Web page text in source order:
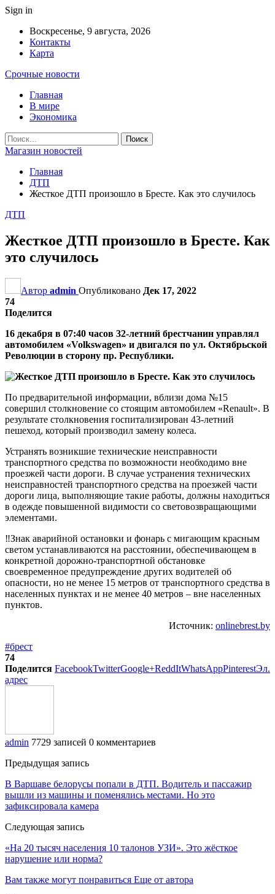
Sign in
Воскресенье, 9 августа, 2026
Контакты
Карта
Срочные новости
Главная
В мире
Экономика
Магазин новостей
Главная
ДТП
Жесткое ДТП произошло в Бресте. Как это случилось
ДТП
Жесткое ДТП произошло в Бресте. Как
это случилось
Автор admin Опубликовано Дек 17, 2022
74
Поделится
16 декабря в 07:40 часов 32-летний брестчанин управлял
автомобилем «Volkswagen» и двигался по ул. Октябрьской
Революции в сторону пр. Республики.
По предварительной информации, вблизи дома №15
совершил столкновение со стоящим автомобилем «Renault». В
результате столкновения госпитализирован 43-летний
пешеход, который производил замену колеса.
Устранять возникшие технические неисправности
транспортного средства по возможности необходимо вне
проезжей части дороги. В случае устранения технических
неисправностей транспортного средства на проезжей части
дороги лица, выполняющие такие работы, должны находиться
в одежде повышенной видимости со световозвращающими
элементами.
‼️Знак аварийной остановки и фонарь с мигающим красным
светом устанавливаются на расстоянии, обеспечивающем в
конкретной дорожно-транспортной обстановке
своевременное предупреждение других водителей об
опасности, но не менее 15 метров от транспортного средства в
населенных пунктах и не менее 40 метров – вне населенных
пунктов.
Источник: onlinebrest.by
#брест
74
Поделится FacebookTwitterGoogle+ReddItWhatsAppPinterestЭл.
адрес
admin 7729 записей 0 комментариев
Предыдущая запись
В Варшаве белорусы попали в ДТП. Водитель и пассажир
вышли из машины и поменялись местами. Но это
зафиксировала камера
Следующая запись
«На 20 тысяч населения 10 талонов УЗИ». Это жёсткое
нарушение или норма?
Вам также могут понравиться Еще от автора